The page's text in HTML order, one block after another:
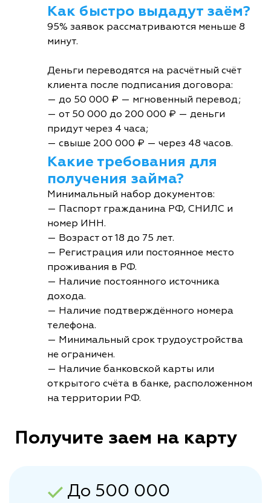
Как быстро выдадут заём?
95% заявок рассматриваются меньше 8
минут.
Деньги переводятся на расчётный счёт
клиента после подписания договора:
— до 50 000 ₽ — мгновенный перевод;
— от 50 000 до 200 000 ₽ — деньги
придут через 4 часа;
— свыше 200 000 ₽ — через 48 часов.
Какие требования для
получения займа?
Минимальный набор документов:
— Паспорт гражданина РФ, СНИЛС и
номер ИНН.
— Возраст от 18 до 75 лет.
— Регистрация или постоянное место
проживания в РФ.
— Наличие постоянного источника
дохода.
— Наличие подтверждённого номера
телефона.
— Минимальный срок трудоустройства
не ограничен.
— Наличие банковской карты или
открытого счёта в банке, расположенном
на территории РФ.
Получите заем на карту
До 500 000